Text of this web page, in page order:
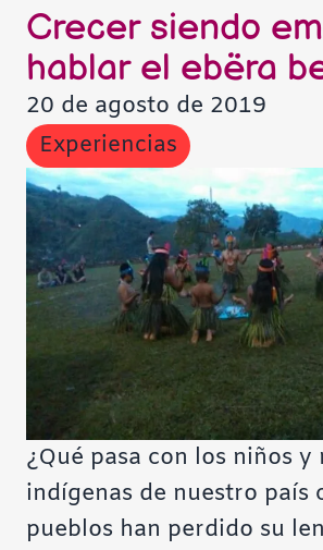
Crecer siendo
hablar el ebëra
20 de agosto de 2019
Experiencias
¿Qué pasa con los niños y
indígenas de nuestro país
pueblos han perdido su